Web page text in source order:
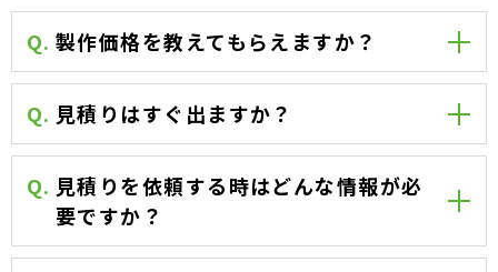
Q. 製作価格を教えてもらえますか？
Q. 見積りはすぐ出ますか？
Q. 見積りを依頼する時はどんな情報が必
要ですか？